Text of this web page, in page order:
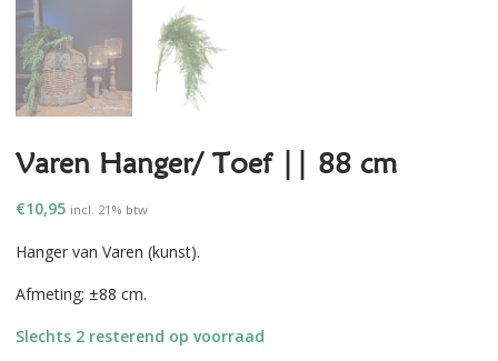
Varen Hanger/ Toef || 88 cm
€10,95 incl. 21% btw
Hanger van Varen (kunst).
Afmeting; ±88 cm.
Slechts 2 resterend op voorraad